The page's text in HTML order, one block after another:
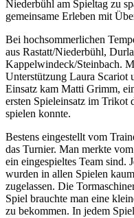
Niederbühl am Spieltag zu
gemeinsame Erleben mit
Bei hochsommerlichen
aus Rastatt/Niederbühl,
Kappelwindeck/Steinbach.
Unterstützung Laura Scariot
Einsatz kam Matti Grimm,
ersten Spieleinsatz im Trikot
spielen konnte.
Bestens eingestellt vom
das Turnier. Man merkte
ein eingespieltes Team sind.
wurden in allen Spielen
zugelassen. Die
Spiel brauchte man eine
zu bekommen. In jedem